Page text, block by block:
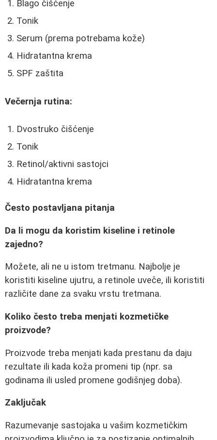
Blago čišćenje
Tonik
Serum (prema potrebama kože)
Hidratantna krema
SPF zaštita
Večernja rutina:
Dvostruko čišćenje
Tonik
Retinol/aktivni sastojci
Hidratantna krema
Često postavljana pitanja
Da li mogu da koristim kiseline i retinole
zajedno?
Možete, ali ne u istom tretmanu. Najbolje je
koristiti kiseline ujutru, a retinole uveče, ili koristiti
različite dane za svaku vrstu tretmana.
Koliko često treba menjati kozmetičke
proizvode?
Proizvode treba menjati kada prestanu da daju
rezultate ili kada koža promeni tip (npr. sa
godinama ili usled promene godišnjeg doba).
Zaključak
Razumevanje sastojaka u vašim kozmetičkim